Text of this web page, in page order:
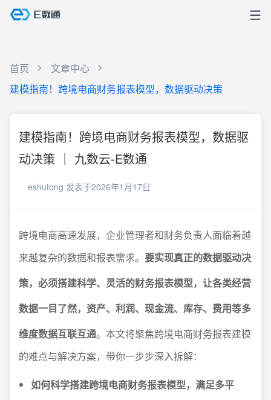
首页
文章中心
建模指南！跨境电商财务报表模型，数据驱动决策
建模指南！跨境电商财务报表模型，数据驱
动决策 ｜ 九数云-E数通
eshutong 发表于2026年1月17日
跨境电商高速发展，企业管理者和财务负责人面临着越
来越复杂的数据和报表需求。 要实现真正的数据驱动决
策，必须搭建科学、灵活的财务报表模型，让各类经营
数据一目了然，资产、利润、现金流、库存、费用等多
维度数据互联互通。本文将聚焦跨境电商财务报表建模
的难点与解决方案，带你一步步深入拆解：
如何科学搭建跨境电商财务报表模型，满足多平